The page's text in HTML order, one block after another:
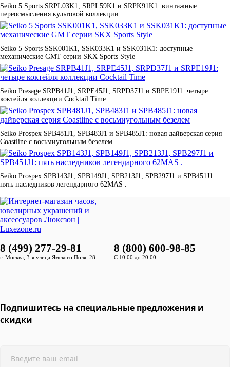
Seiko 5 Sports SRPL03K1, SRPL59K1 и SRPK91K1: винтажные
переосмысления культовой коллекции
Seiko 5 Sports SSK001K1, SSK033K1 и SSK031K1: доступные
механические GMT серии SKX Sports Style
Seiko Presage SRPB41J1, SRPE45J1, SRPD37J1 и SRPE19J1: четыре
коктейля коллекции Cocktail Time
Seiko Prospex SPB481J1, SPB483J1 и SPB485J1: новая дайверская серия
Coastline с восьмиугольным безелем
Seiko Prospex SPB143J1, SPB149J1, SPB213J1, SPB297J1 и SPB451J1:
пять наследников легендарного 62MAS .
Подпишитесь на специальные предложения и
скидки
8 (499) 277-29-81
г. Москва, 3-я улица Ямского Поля, 28
8 (800) 600-98-85
С 10:00 до 20:00